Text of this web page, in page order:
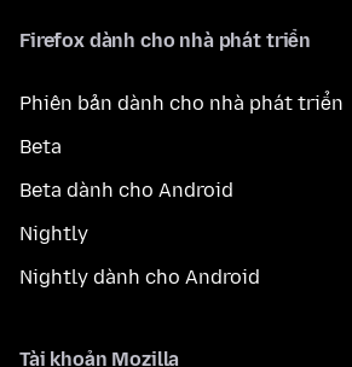
Firefox dành cho nhà phát triển
Phiên bản dành cho nhà phát triển
Beta
Beta dành cho Android
Nightly
Nightly dành cho Android
Tài khoản Mozilla